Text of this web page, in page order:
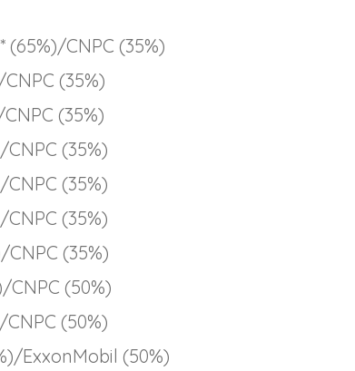
(65%)/CNPC (35%)
(35%)
(35%)
(35%)
(35%)
(35%)
(35%)
CNPC (50%)
(50%)
ExxonMobil (50%)